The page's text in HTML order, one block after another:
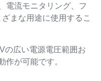
電流モニタリング、フ
まな用途に使用するこ
の広い電源電圧範囲お
が可能です。